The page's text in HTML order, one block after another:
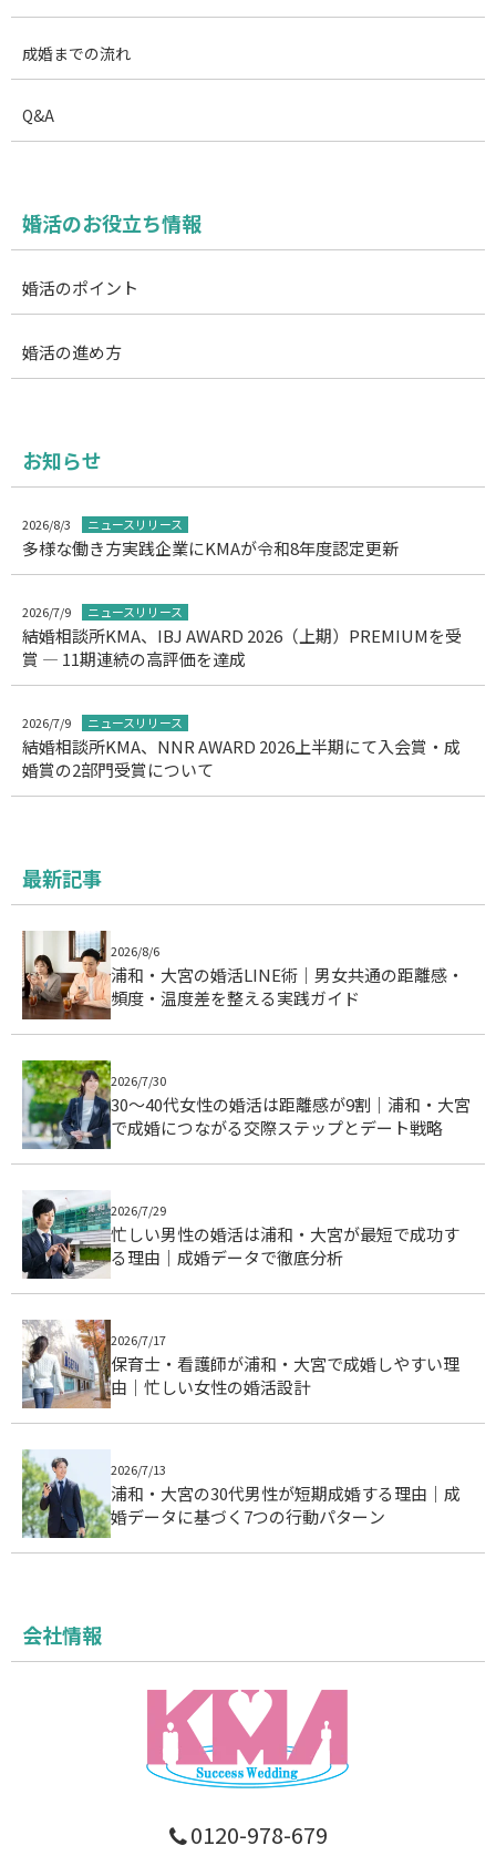
成婚までの流れ
Q&A
婚活のお役立ち情報
婚活のポイント
婚活の進め方
お知らせ
2026/8/3 ニュースリリース
多様な働き方実践企業にKMAが令和8年度認定更新
2026/7/9 ニュースリリース
結婚相談所KMA、IBJ AWARD 2026（上期）PREMIUMを受
賞 ― 11期連続の高評価を達成
2026/7/9 ニュースリリース
結婚相談所KMA、NNR AWARD 2026上半期にて入会賞・成
婚賞の2部門受賞について
最新記事
2026/8/6
浦和・大宮の婚活LINE術｜男女共通の距離感・
頻度・温度差を整える実践ガイド
2026/7/30
30〜40代女性の婚活は距離感が9割｜浦和・大宮
で成婚につながる交際ステップとデート戦略
2026/7/29
忙しい男性の婚活は浦和・大宮が最短で成功す
る理由｜成婚データで徹底分析
2026/7/17
保育士・看護師が浦和・大宮で成婚しやすい理
由｜忙しい女性の婚活設計
2026/7/13
浦和・大宮の30代男性が短期成婚する理由｜成
婚データに基づく7つの行動パターン
会社情報
0120-978-679